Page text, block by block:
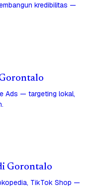
kredibilitas —
Ads — targeting lokal,
Gorontalo
TikTok Shop —